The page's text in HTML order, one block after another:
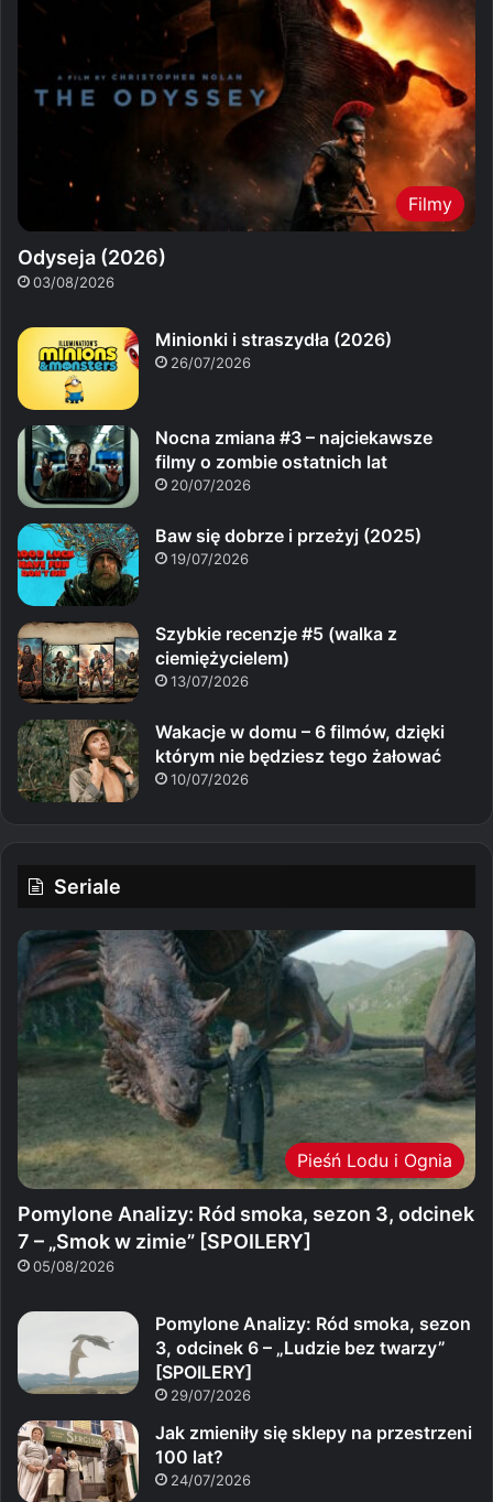
Filmy
Odyseja (2026)
03/08/2026
Minionki i straszydła (2026)
26/07/2026
Nocna zmiana #3 – najciekawsze
filmy o zombie ostatnich lat
20/07/2026
Baw się dobrze i przeżyj (2025)
19/07/2026
Szybkie recenzje #5 (walka z
ciemiężycielem)
13/07/2026
Wakacje w domu – 6 filmów, dzięki
którym nie będziesz tego żałować
10/07/2026
Seriale
Pieśń Lodu i Ognia
Pomylone Analizy: Ród smoka, sezon 3, odcinek
7 – „Smok w zimie” [SPOILERY]
05/08/2026
Pomylone Analizy: Ród smoka, sezon
3, odcinek 6 – „Ludzie bez twarzy”
[SPOILERY]
29/07/2026
Jak zmieniły się sklepy na przestrzeni
100 lat?
24/07/2026